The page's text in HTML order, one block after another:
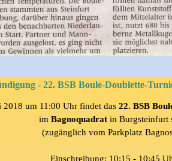
- 22. BSB Boule-Doublette-
2018 um 11:00 Uhr findet das 22. BSB
im Bagnoquadratin Burgsteinfurt
(zugänglich vom Parkplatz
Einschreibung: 10:15 - 10:45